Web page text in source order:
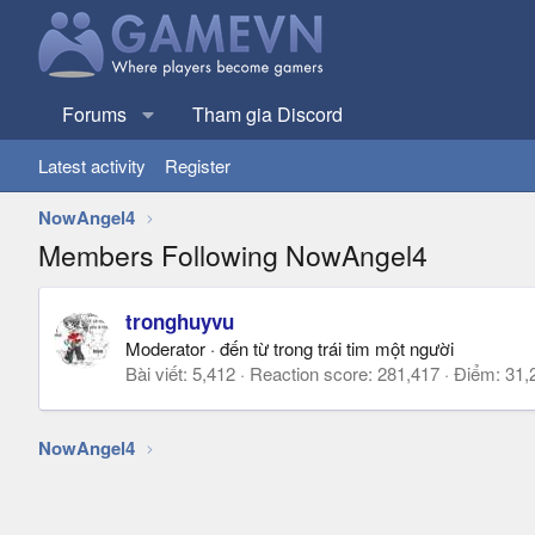
Forums Tham gia Discord
Latest activity Register
NowAngel4
Members Following NowAngel4
tronghuyvu
Moderator · đến từtrong trái tim một người
Bài viết 5,412 Reaction score 281,417 Điểm
NowAngel4